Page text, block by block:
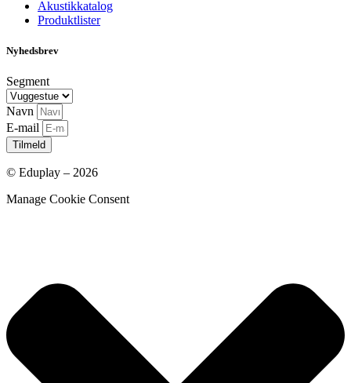
Akustikkatalog
Produktlister
Nyhedsbrev
Segment
Navn
E-mail
Tilmeld
© Eduplay – 2026
Manage Cookie Consent